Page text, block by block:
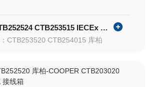
-COOPER CTB252524 CTB253515 IECEx 接线箱
CTB253520 CTB254015 库柏